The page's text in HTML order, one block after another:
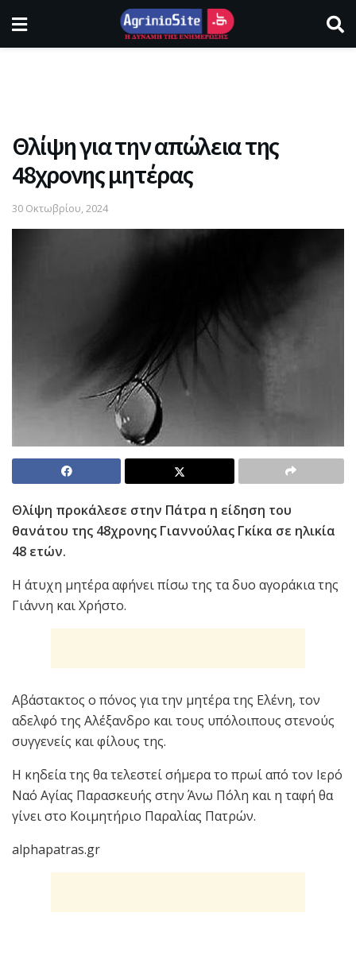
Θλίψη για την απώλεια της
48χρονης μητέρας
30 Οκτωβρίου, 2024
Θλίψη προκάλεσε στην Πάτρα η είδηση του
θανάτου της 48χρονης Γιαννούλας Γκίκα σε ηλικία
48 ετών.
Η άτυχη μητέρα αφήνει πίσω της τα δυο αγοράκια της
Γιάννη και Χρήστο.
Αβάστακτος ο πόνος για την μητέρα της Ελένη, τον
αδελφό της Αλέξανδρο και τους υπόλοιπους στενούς
συγγενείς και φίλους της.
Η κηδεία της θα τελεστεί σήμερα το πρωί από τον Ιερό
Ναό Αγίας Παρασκευής στην Άνω Πόλη και η ταφή θα
γίνει στο Κοιμητήριο Παραλίας Πατρών.
alphapatras.gr